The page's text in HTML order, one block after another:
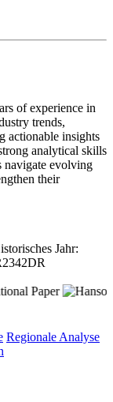
of experience in
trends,
actionable insights
analytical skills
navigate evolving
their
Jahr:
Regionale Analyse